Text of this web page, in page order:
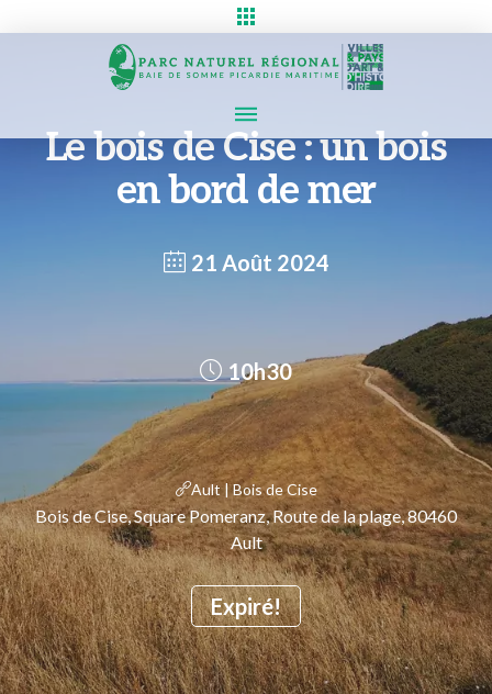
Le bois de Cise : un bois
en bord de mer
21 Août 2024
Expiré!
10h30
Ault | Bois de Cise
Bois de Cise, Square Pomeranz, Route de la plage, 80460
Ault